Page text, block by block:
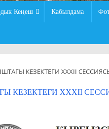
Кеңеш Кабылдама
КЕЗЕКТЕГИ XXXII
КЕЗЕКТЕГИ XXXII